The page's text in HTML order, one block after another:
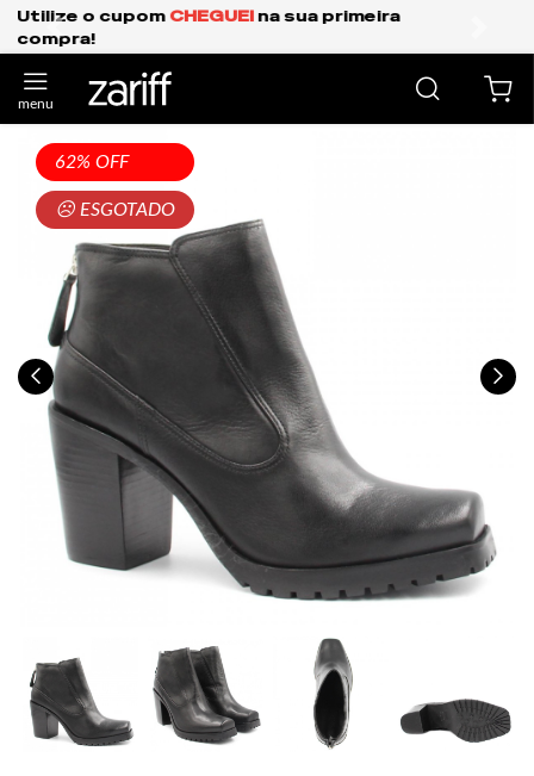
Frete Grátis Expresso para o Sul e São Paulo.
anterior
62% OFF
☹ ESGOTADO